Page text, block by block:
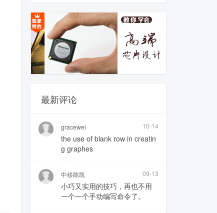
最新评论
gracewei 10-14
the use of blank row in creatin
g graphes
中移陈凯 09-13
小巧又实用的技巧，再也不用
一个一个手动编写命令了。